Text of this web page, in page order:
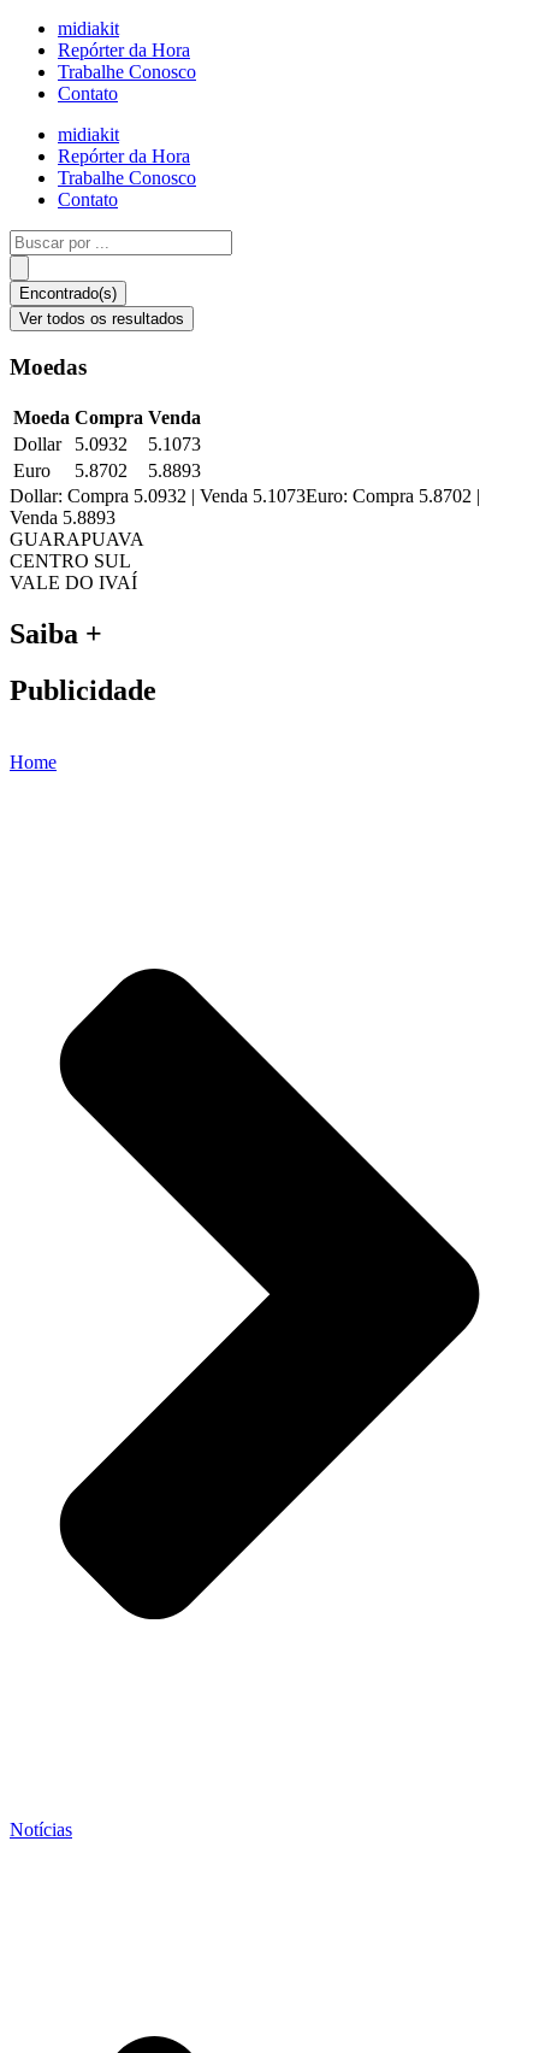
midiakit
Repórter da Hora
Trabalhe Conosco
Contato
midiakit
Repórter da Hora
Trabalhe Conosco
Contato
Pesquisar
...
Encontrado(s)
Ver todos os resultados
Moedas
Moeda Compra Venda
Dollar
5.0932
5.1073
Euro
5.8702
5.8893
Dollar: Compra 5.0932 | Venda 5.1073Euro: Compra 5.8702 |
Venda 5.8893
GUARAPUAVA
CENTRO SUL
VALE DO IVAÍ
Saiba +
Publicidade
Home
Notícias